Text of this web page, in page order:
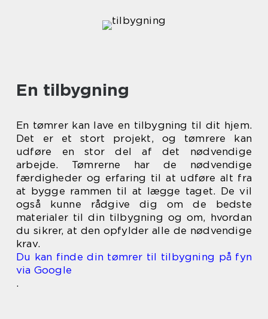
En tilbygning
En tømrer kan lave en tilbygning til dit hjem.
Det er et stort projekt, og tømrere kan
udføre en stor del af det nødvendige
arbejde. Tømrerne har de nødvendige
færdigheder og erfaring til at udføre alt fra
at bygge rammen til at lægge taget. De vil
også kunne rådgive dig om de bedste
materialer til din tilbygning og om, hvordan
du sikrer, at den opfylder alle de nødvendige
krav.
Du kan finde din tømrer til tilbygning på fyn
via Google
.